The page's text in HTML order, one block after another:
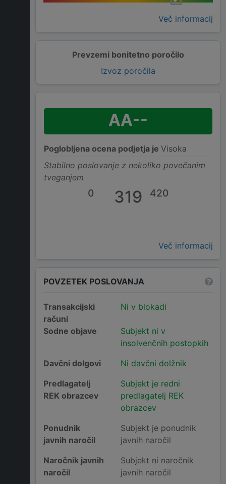
Več informacij
Prevzemi bonitetno poročilo
Izvoz poročila
AA--
Poglobljena ocena podjetja je Visoka
Stabilno poslovanje z nekoliko povečanim
tveganjem
0 319 420
Več informacij
POVZETEK POSLOVANJA
Transakcijski
računi
Ni v blokadi
Sodne objave
Subjekt ni v
insolvenčnih postopkih
Davčni dolgovi
Ni davčni dolžnik
Predlagatelj
REK obrazcev
Subjekt je redni
predlagatelj REK
obrazcev
Ponudnik
javnih naročil
Subjekt je ponudnik
javnih naročil
Naročnik javnih
naročil
Subjekt ni naročnik
javnih naročil